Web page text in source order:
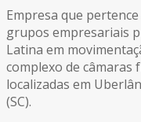
Empresa que
grupos empresariais
Latina em
complexo de câmaras
localizadas em
(SC).